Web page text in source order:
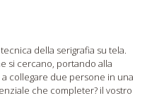
della serigrafia su tela.
si cercano, portando alla
collegare due persone in una
che completer? il vostro